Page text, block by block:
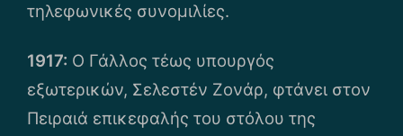
τηλεφωνικές συνομιλίες.
1917: Ο Γάλλος τέως υπουργός
εξωτερικών, Σελεστέν Ζονάρ, φτάνει στον
Πειραιά επικεφαλής του στόλου της